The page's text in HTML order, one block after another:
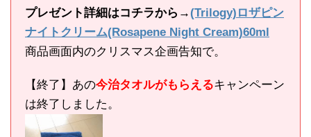
プレゼント詳細はコチラから→ (Trilogy)ロザピン
ナイトクリーム(Rosapene Night Cream)60ml
商品画面内のクリスマス企画告知で。
【終了】あの今治タオルがもらえるキャンペーン
は終了しました。